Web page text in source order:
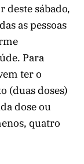
deste sábado,
as pessoas
Para
ter o
(duas doses)
dose ou
quatro